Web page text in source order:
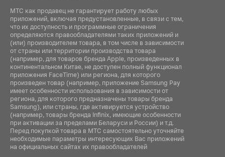
МТС как продавец не гарантирует работу любых
приложений, включая предустановленные, в связи с тем,
что их доступность и программные ограничения
определяются правообладателями таких приложений и
(или) производителем товара, в том числе в зависимости
от страны или территории производства товара
(например, для товаров бренда Apple, произведенных в
континентальном Китае, не доступен полный функционал
приложения FaceTime) или региона, для которого
произведен товар (например, приложение Samsung Pay
имеет особенности использования в зависимости от
региона, для которого предназначены товары бренда
Samsung), или страны, где активируется устройство
(например, товары бренда Infiniх, имеющие особенности
при активации за пределами Беларуси и России) и т.д.
Перед покупкой товара в МТС самостоятельно уточняйте
необходимые параметры интересующих Вас приложений
на официальных сайтах их правообладателей